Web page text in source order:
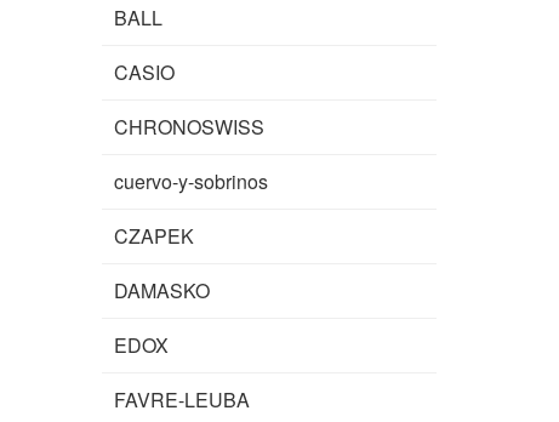
BALL
CASIO
CHRONOSWISS
cuervo-y-sobrinos
CZAPEK
DAMASKO
EDOX
FAVRE-LEUBA